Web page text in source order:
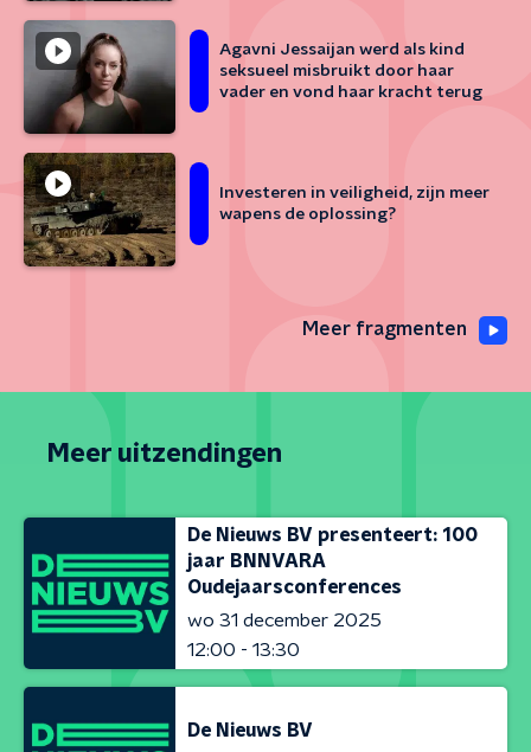
Agavni Jessaijan werd als kind
seksueel misbruikt door haar
vader en vond haar kracht terug
Investeren in veiligheid, zijn meer
wapens de oplossing?
Meer fragmenten
Meer uitzendingen
De Nieuws BV presenteert: 100
jaar BNNVARA
Oudejaarsconferences
wo 31 december 2025
12:00 - 13:30
De Nieuws BV